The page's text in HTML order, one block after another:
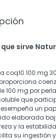
sirve
coq10 100 mg
100 mg por
que
un
elaborada
y la
su ingestión